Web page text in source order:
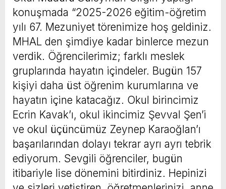
konuşmada “2025-2026 eğitim-öğretim
yılı 67. Mezuniyet törenimize hoş geldiniz.
MHAL den şimdiye kadar binlerce mezun
verdik. Öğrencilerimiz; farklı meslek
gruplarında hayatın içindeler. Bugün 157
kişiyi daha üst öğrenim kurumlarına ve
hayatın içine katacağız. Okul birincimiz
Ecrin Kavak’ı, okul ikincimiz Şevval Şen’i
ve okul üçüncümüz Zeynep Karaoğlan’ı
başarılarından dolayı tekrar ayrı ayrı tebrik
ediyorum. Sevgili öğrenciler, bugün
itibariyle lise dönemini bitirdiniz. Hepinizi